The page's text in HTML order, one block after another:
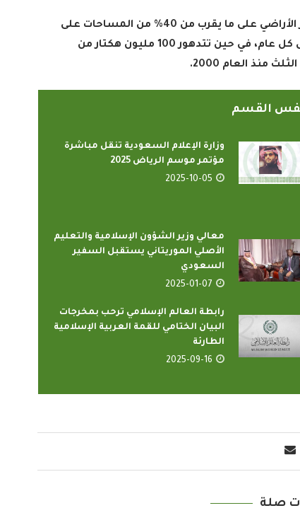
ووفقًا لاتفاقية الأمم المتحدة لمكافحة التصحر، يؤثر تدهور الأراضي على ما يقرب من 40% من المساحات على
الأرض، ويمتد تأثيره ليطال حياة أكثر من 3.2 مليارات شخص كل عام، في حين تتدهور 100 مليون هكتار من
منذ العام 2000
.
نفس القسم
وزارة الإعلام السعودية تنقل مباشرة
مؤتمر موسم الرياض 2025
2025-10-05
معالي وزير الشؤون الإسلامية والتعليم
الأصلي الموريتاني يستقبل السفير
السعودي
2025-01-07
رابطة العالم الإسلامي ترحب بمخرجات
البيان الختامي للقمة العربية الإسلامية
الطارئة
2025-09-16
صلة